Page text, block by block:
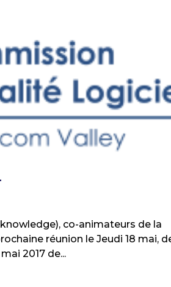
co-animateurs de la
réunion le Jeudi 18 mai,
2017 de...